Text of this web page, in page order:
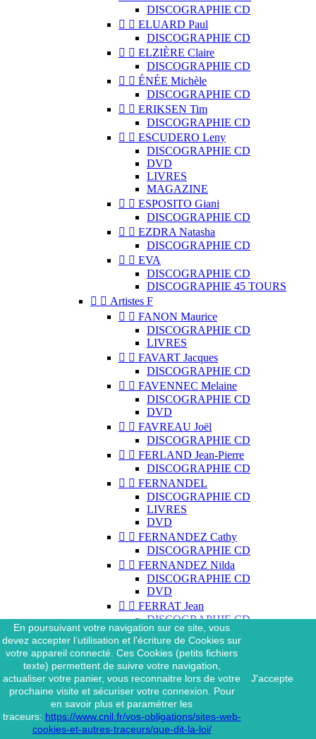
DISCOGRAPHIE CD
  ELUARD Paul
DISCOGRAPHIE CD
  ELZIÈRE Claire
DISCOGRAPHIE CD
  ÉNÉE Michèle
DISCOGRAPHIE CD
  ERIKSEN Tim
DISCOGRAPHIE CD
  ESCUDERO Leny
DISCOGRAPHIE CD
DVD
LIVRES
MAGAZINE
  ESPOSITO Giani
DISCOGRAPHIE CD
  EZDRA Natasha
DISCOGRAPHIE CD
  EVA
DISCOGRAPHIE CD
DISCOGRAPHIE 45 TOURS
  Artistes F
  FANON Maurice
DISCOGRAPHIE CD
LIVRES
  FAVART Jacques
DISCOGRAPHIE CD
  FAVENNEC Melaine
DISCOGRAPHIE CD
DVD
  FAVREAU Joël
DISCOGRAPHIE CD
  FERLAND Jean-Pierre
DISCOGRAPHIE CD
  FERNANDEL
DISCOGRAPHIE CD
LIVRES
DVD
  FERNANDEZ Cathy
DISCOGRAPHIE CD
  FERNANDEZ Nilda
DISCOGRAPHIE CD
DVD
  FERRAT Jean
DISCOGRAPHIE CD
DISCOGRAPHIE 45 TOURS
DISCOGRAPHIE 33 TOURS
DVD
MAGAZINE
  FERRAT Jean & SES
INTERPRÈTES
DISCOGRAPHIE CD
  FERRÉ Léo
En poursuivant votre navigation sur ce site, vous
devez accepter l’utilisation et l'écriture de Cookies sur
votre appareil connecté. Ces Cookies (petits fichiers
texte) permettent de suivre votre navigation,
actualiser votre panier, vous reconnaitre lors de votre
prochaine visite et sécuriser votre connexion. Pour
en savoir plus et paramétrer les
traceurs: https://www.cnil.fr/vos-obligations/sites-web-
cookies-et-autres-traceurs/que-dit-la-loi/
J'accepte